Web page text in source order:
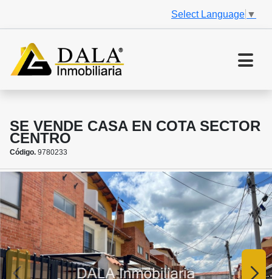
Select Language ▼
SE VENDE CASA EN COTA SECTOR
CENTRO
Código. 9780233